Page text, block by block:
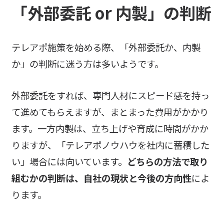
「外部委託 or 内製」の判断
テレアポ施策を始める際、「外部委託か、内製
か」の判断に迷う方は多いようです。
外部委託をすれば、専門人材にスピード感を持っ
て進めてもらえますが、まとまった費用がかかり
ます。一方内製は、立ち上げや育成に時間がかか
りますが、「テレアポノウハウを社内に蓄積した
い」場合には向いています。 どちらの方法で取り
組むかの判断は、自社の現状と今後の方向性によ
ります。